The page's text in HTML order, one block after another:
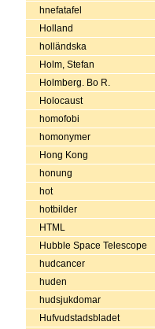
hnefatafel
Holland
holländska
Holm, Stefan
Holmberg. Bo R.
Holocaust
homofobi
homonymer
Hong Kong
honung
hot
hotbilder
HTML
Hubble Space Telescope
hudcancer
huden
hudsjukdomar
Hufvudstadsbladet